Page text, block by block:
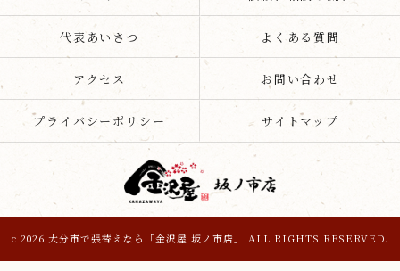
代表あいさつ よくある質問
アクセス お問い合わせ
プライバシーポリシー サイトマップ
c 2026 大分市で張替えなら「金沢屋 坂ノ市店」 ALL RIGHTS RESERVED.